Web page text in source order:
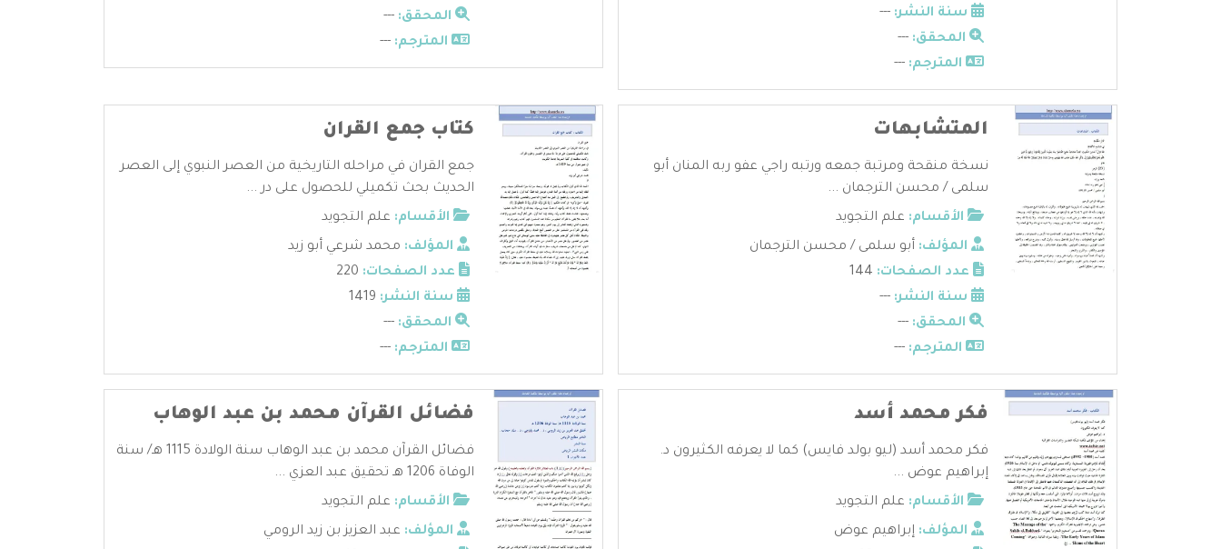
سنة النشر: ---
المحقق: ---
المترجم: ---
المحقق: ---
المترجم: ---
المتشابهات
نسخة منقحة ومرتبة جمعه ورتبه راجي عفو ربه المنان أبو
سلمى / محسن الترجمان ...
الأقسام: علم التجويد
المؤلف: أبو سلمى / محسن الترجمان
عدد الصفحات:
سنة النشر: ---
المحقق: ---
المترجم: ---
كتاب جمع القران
جمع القران في مراحله التاريخية من العصر النبوي إلى العصر
الحديث بحث تكميلي للحصول على در ...
الأقسام: علم التجويد
المؤلف: محمد شرعي أبو زيد
عدد الصفحات:
سنة النشر:
المحقق: ---
المترجم: ---
فكر محمد أسد
فكر محمد أسد (ليو بولد فايس) كما لا يعرفه الكثيرون د.
إبراهيم عوض ...
الأقسام: علم التجويد
المؤلف: إبراهيم عوض
فضائل القرآن محمد بن عبد الوهاب
فضائل القرآن محمد بن عبد الوهاب سنة الولادة 1115 هـ/ سنة
الوفاة 1206 هـ تحقيق عبد العزي ...
الأقسام: علم التجويد
المؤلف: عبد العزيز بن زيد الرومي